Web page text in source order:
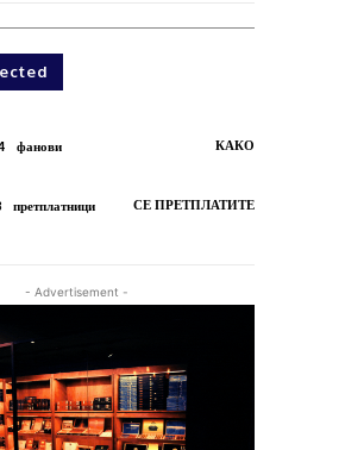
фанови КАКО
претплатници СЕ ПРЕТПЛАТИТЕ
- Advertisement -